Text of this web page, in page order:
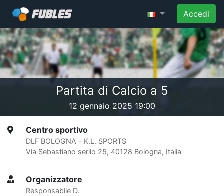
Accedi
Partita di Calcio a 5
12 gennaio 2025 19:00
Centro sportivo
DLF BOLOGNA - K.L. SPORTS
Via Sebastiano serlio 25, 40128 Bologna, Italia
Organizzatore
Responsabile D.